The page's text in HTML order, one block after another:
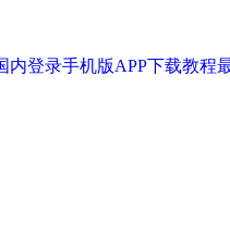
内登录手机版APP下载教程